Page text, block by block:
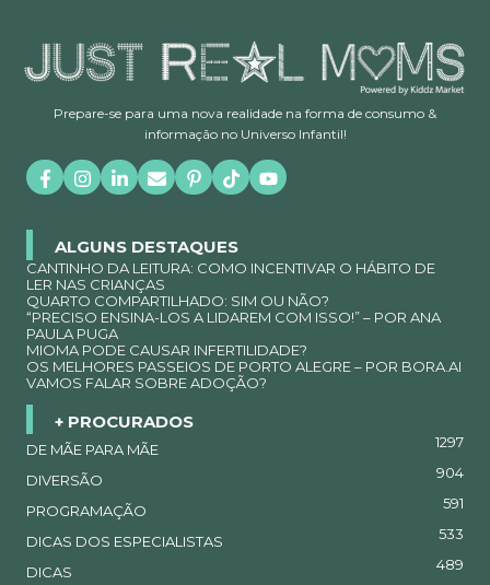
Prepare-se para uma nova realidade na forma de consumo &
informação no Universo Infantil!
ALGUNS DESTAQUES
CANTINHO DA LEITURA: COMO INCENTIVAR O HÁBITO DE
LER NAS CRIANÇAS
QUARTO COMPARTILHADO: SIM OU NÃO?
“PRECISO ENSINA-LOS A LIDAREM COM ISSO!” – POR ANA
PAULA PUGA
MIOMA PODE CAUSAR INFERTILIDADE?
OS MELHORES PASSEIOS DE PORTO ALEGRE – POR BORA.AI
VAMOS FALAR SOBRE ADOÇÃO?
+ PROCURADOS
DE MÃE PARA MÃE 1297
DIVERSÃO 904
PROGRAMAÇÃO 591
DICAS DOS ESPECIALISTAS 533
DICAS 489